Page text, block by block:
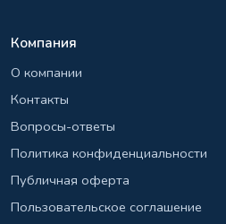
Компания
О компании
Контакты
Вопросы-ответы
Политика конфиденциальности
Публичная оферта
Пользовательское соглашение